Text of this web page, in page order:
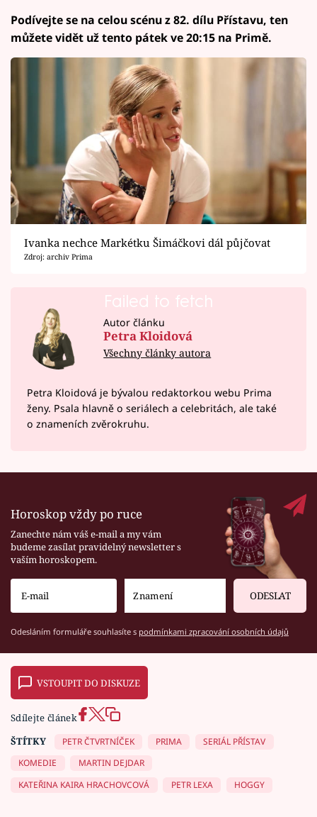
Podívejte se na celou scénu z 82. dílu Přístavu, ten
můžete vidět už tento pátek ve 20:15 na Primě.
Ivanka nechce Markétku Šimáčkovi dál půjčovat
Zdroj: archiv Prima
Failed to fetch
Autor článku
Petra Kloidová
Všechny články autora
Petra Kloidová je bývalou redaktorkou webu Prima
ženy. Psala hlavně o seriálech a celebritách, ale také
o znameních zvěrokruhu.
Horoskop vždy po ruce
Zanechte nám váš e-mail a my vám
budeme zasílat pravidelný newsletter s
vaším horoskopem.
ODESLAT
Odesláním formuláře souhlasíte s podmínkami zpracování osobních údajů
VSTOUPIT DO DISKUZE
Sdílejte článek
ŠTÍTKY
PETR ČTVRTNÍČEK PRIMA
SERIÁL PŘÍSTAV
KOMEDIE
MARTIN DEJDAR
KATEŘINA KAIRA HRACHOVCOVÁ
PETR LEXA HOGGY